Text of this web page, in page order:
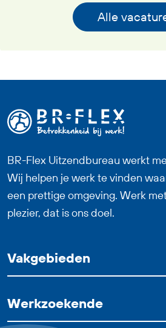
verantwoordelijkheid,
vanaf je eerste werkdag,
samenkomen? Dan past
Logistiek Medewerker
bij jou.
Alle
BR-Flex Uitzendbureau werkt
Wij helpen je werk te vinden
een prettige omgeving. Werk
plezier, dat is ons doel.
Vakgebieden
Werkzoekende